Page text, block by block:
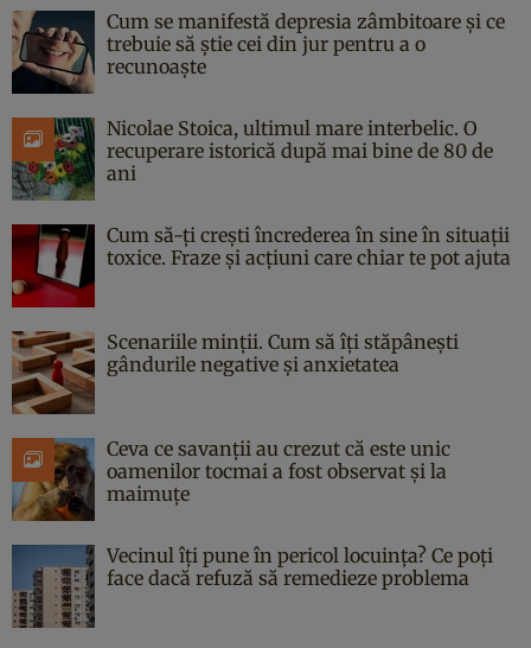
Cum se manifestă depresia zâmbitoare și ce
trebuie să știe cei din jur pentru a o
recunoaște
Nicolae Stoica, ultimul mare interbelic. O
recuperare istorică după mai bine de 80 de
ani
Cum să-ți crești încrederea în sine în situații
toxice. Fraze și acțiuni care chiar te pot ajuta
Scenariile minții. Cum să îți stăpânești
gândurile negative și anxietatea
Ceva ce savanții au crezut că este unic
oamenilor tocmai a fost observat și la
maimuțe
Vecinul îți pune în pericol locuința? Ce poți
face dacă refuză să remedieze problema